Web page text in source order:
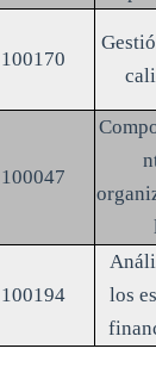
100170
100047
100194
los